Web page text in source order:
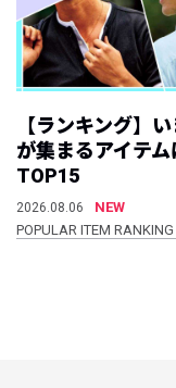
【ランキング】
が集まるアイテム
TOP15
2026.08.06
NEW
POPULAR ITEM